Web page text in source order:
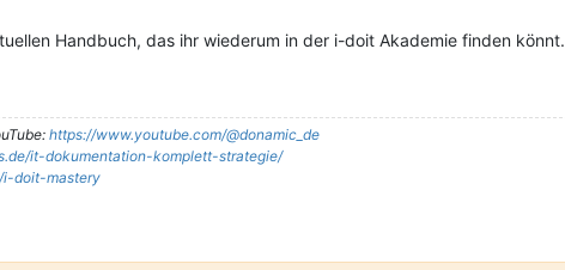
Handbuch, das ihr wiederum in der i-doit Akademie finden könnt.
https://www.youtube.com/@donamic_de
it-dokumentation-komplett-strategie/
doit-mastery